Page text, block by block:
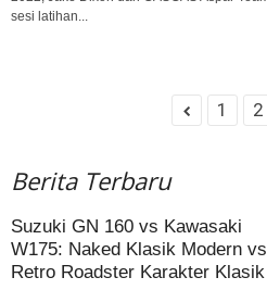
sesi latihan...
1 2
Berita Terbaru
Suzuki GN 160 vs Kawasaki
W175: Naked Klasik Modern vs
Retro Roadster Karakter Klasik